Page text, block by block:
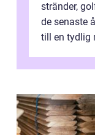
stränder,
de senaste
till en tydlig